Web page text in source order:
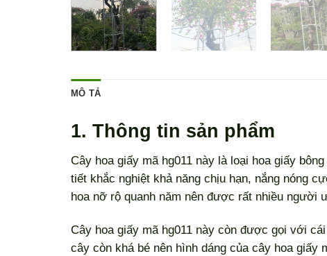
MÔ TẢ
1. Thông tin sản phẩm
Cây hoa giấy mã hg011 này là loại hoa giấy
tiết khắc nghiệt khả năng chịu hạn, nắng nóng
hoa nỡ rộ quanh năm nên được rất nhiều người
Cây hoa giấy mã hg011 này còn được gọi với
cây còn khá bé nên hình dáng của cây hoa